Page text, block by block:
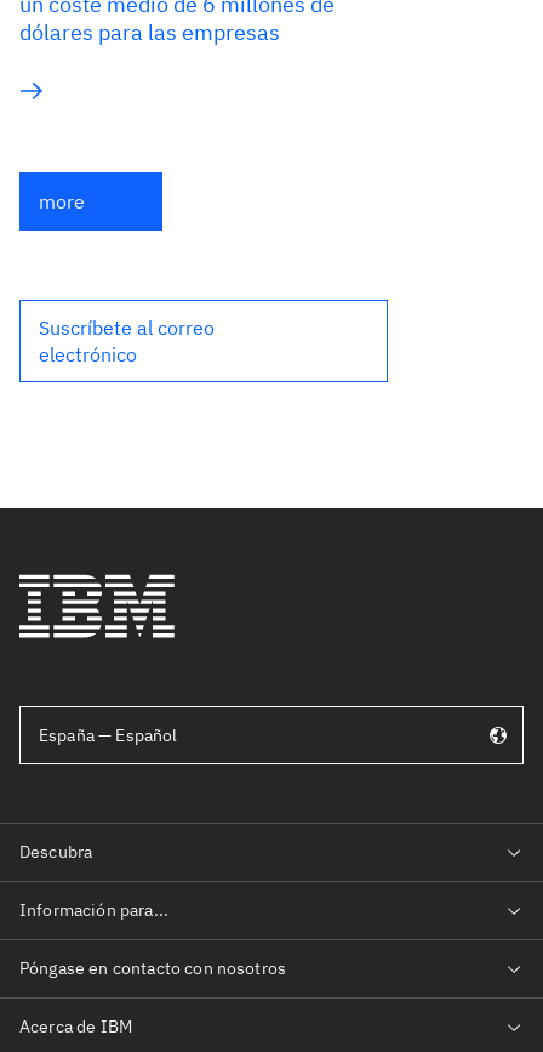
dólares para las empresas
more
Suscríbete al correo
electrónico
España — Español